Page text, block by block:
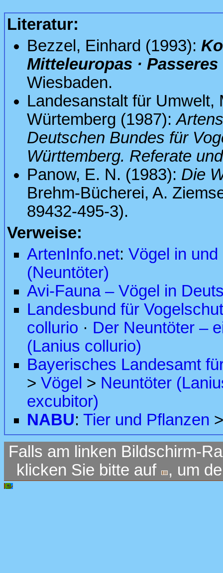
Literatur:
Bezzel, Einhard (1993):
Mitteleuropas · Passeres
Wiesbaden.
Landesanstalt für
Würtemberg (1987):
Deutschen Bundes für
Württemberg. Referate
Panow, E. N. (1983): Die
Brehm-Bücherei, A.
89432-495-3).
Verweise:
ArtenInfo.net: Vögel in
(Neuntöter)
Avi-Fauna – Vögel in
Landesbund für
collurio · Der Neuntöter –
(Lanius collurio)
Bayerisches Landesamt
> Vögel > Neuntöter
excubitor)
NABU: Tier und Pflanzen
Falls am linken Bildschirm-
klicken Sie bitte auf
, um